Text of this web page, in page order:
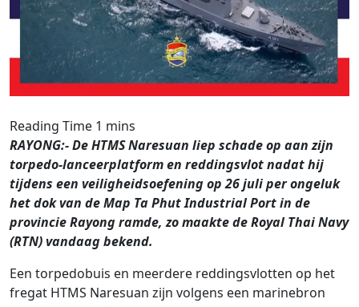
RAYONG:- De HTMS Naresuan liep schade op aan zijn
torpedo-lanceerplatform en reddingsvlot nadat hij
tijdens een veiligheidsoefening op 26 juli per ongeluk
het dok van de Map Ta Phut Industrial Port in de
provincie Rayong ramde, zo maakte de Royal Thai Navy
(RTN) vandaag bekend.
Een torpedobuis en meerdere reddingsvlotten op het
fregat HTMS Naresuan zijn volgens een marinebron